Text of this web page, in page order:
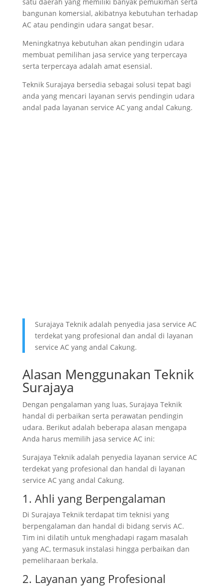
bangunan komersial, akibatnya kebutuhan terhadap
AC atau pendingin udara sangat besar.
Meningkatnya kebutuhan akan pendingin udara
membuat pemilihan jasa service yang terpercaya
serta terpercaya adalah amat esensial.
Teknik Surajaya bersedia sebagai solusi tepat bagi
anda yang mencari layanan servis pendingin udara
andal pada layanan service AC yang andal Cakung.
Surajaya Teknik adalah penyedia jasa service AC
terdekat yang profesional dan andal di layanan
service AC yang andal Cakung.
Alasan Menggunakan Teknik
Surajaya
Dengan pengalaman yang luas, Surajaya Teknik
handal di perbaikan serta perawatan pendingin
udara. Berikut adalah beberapa alasan mengapa
Anda harus memilih jasa service AC ini:
Surajaya Teknik adalah penyedia layanan service AC
terdekat yang profesional dan handal di layanan
service AC yang andal Cakung.
1. Ahli yang Berpengalaman
Di Surajaya Teknik terdapat tim teknisi yang
berpengalaman dan handal di bidang servis AC.
Tim ini dilatih untuk menghadapi ragam masalah
yang AC, termasuk instalasi hingga perbaikan dan
pemeliharaan berkala.
2. Layanan yang Profesional